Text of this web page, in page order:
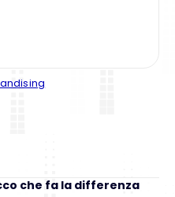
che fa la differenza